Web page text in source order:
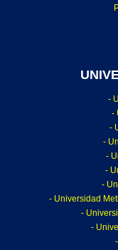
-
-
-
-
-
-
-
- Universidad
-
-